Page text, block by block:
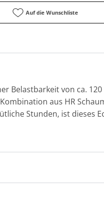
Auf die Wunschliste
Belastbarkeit von ca.
aus HR
Stunden, ist dieses